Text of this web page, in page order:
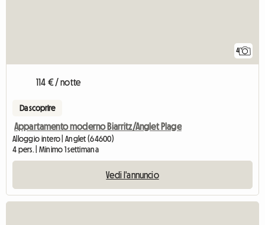
4
114 € / notte
Da scoprire
Appartamento moderno Biarritz/Anglet Plage
Alloggio intero | Anglet (64600)
4 pers. | Minimo 1 settimana
Vedi l'annuncio